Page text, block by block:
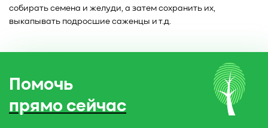
собирать семена и желуди, а затем сохранить их,
выкапывать подросшие саженцы и т.д.
Помочь
прямо сейчас